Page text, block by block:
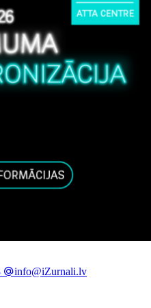
info@iZurnali.lv